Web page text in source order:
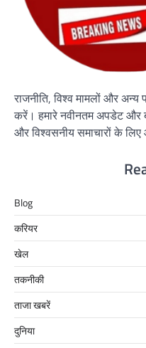
राजनीति, विश्व मामलों और
करें। हमारे नवीनतम अपडेट और
और विश्वसनीय समाचारों के
Blog
करियर
खेल
तकनीकी
ताजा खबरें
दुनिया